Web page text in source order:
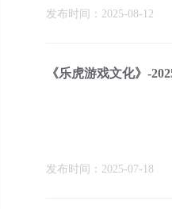
发布时间：2025-08-12
《乐虎游戏文化》-
发布时间：2025-07-18